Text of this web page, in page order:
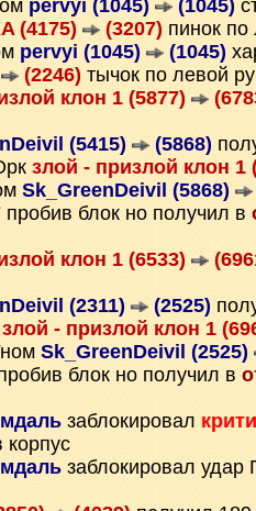
pervyi (1045) (1045)
(4175) (3207) пинок
pervyi (1045) (1045)
(2246) тычок по левой
клон 1 (5877)
(5415) (5868)
злой - призлой клон 1
Sk_GreenDeivil (5868)
пробив блок но получил в
клон 1 (6533)
(2311) (2525)
злой - призлой клон 1
Sk_GreenDeivil (2525)
блок но получил в
заблокировал
корпус
заблокировал удар